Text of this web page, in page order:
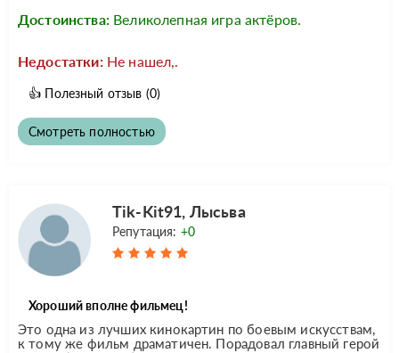
Достоинства: Великолепная игра актёров.
Недостатки: Не нашел,.
👍 Полезный отзыв (0)
Смотреть полностью
Tik-Kit91, Лысьва
Репутация: +0
Хороший вполне фильмец!
Это одна из лучших кинокартин по боевым искусствам,
к тому же фильм драматичен. Порадовал главный герой